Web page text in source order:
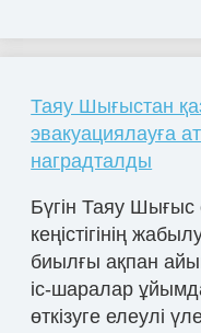
Таяу Шығыстан
эвакуациялауға
наградталды
Бүгін Таяу Шығыс
кеңістігінің
биылғы ақпан
іс-шаралар
өткізуге елеулі